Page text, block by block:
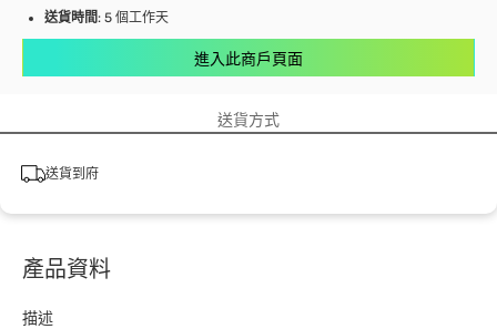
送貨時間: 5 個工作天
進入此商戶頁面
送貨方式
送貨到府
產品資料
描述